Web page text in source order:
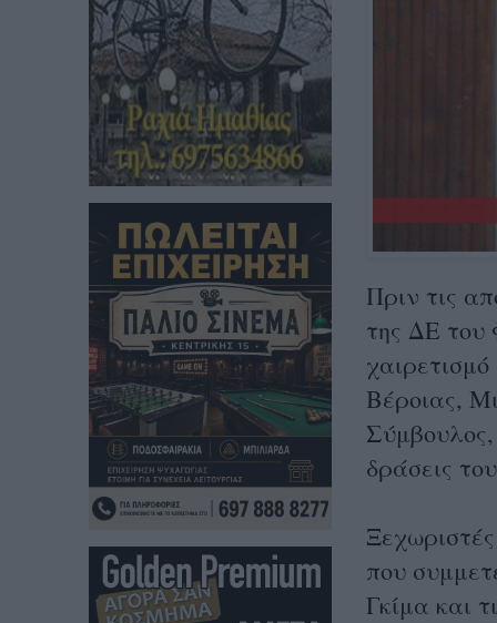
Πριν τις
της ΔΕ του
Βέροιας,
Σύμβουλος,
δράσεις
που
Γκίμα και